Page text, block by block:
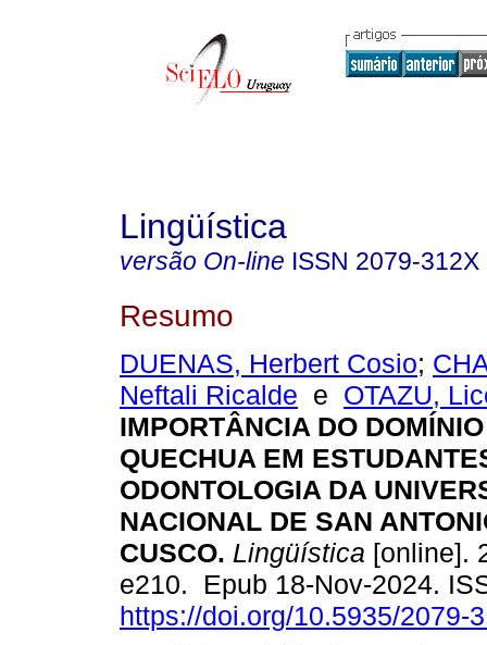
Lingüística
versão On-line ISSN 2079-312X
Resumo
DUENAS, Herbert Cosio;
Neftali Ricalde e OTAZU,
IMPORTÂNCIA DO
QUECHUA EM
ODONTOLOGIA DA
NACIONAL DE SAN
CUSCO. Lingüística [online].
e210. Epub 18-Nov-2024.
https://doi.org/10.5935/2079-